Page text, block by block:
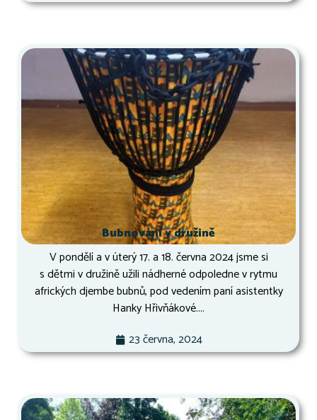
Bubnování v družině
V pondělí a v úterý 17. a 18. června 2024 jsme si
s dětmi v družině užili nádherné odpoledne v rytmu
afrických djembe bubnů, pod vedením paní asistentky
Hanky Hřivňákové....
23 června, 2024